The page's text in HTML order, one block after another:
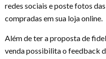
redes sociais e poste fotos
compradas em sua loja online.
Além de ter a proposta de
venda possibilita o feedback